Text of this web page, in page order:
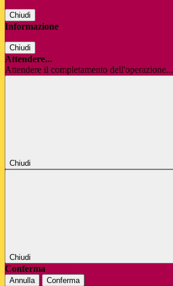
Chiudi
Informazione
Chiudi
Attendere...
Attendere il completamento dell'operazione...
Chiudi
Chiudi
Conferma
Annulla Conferma